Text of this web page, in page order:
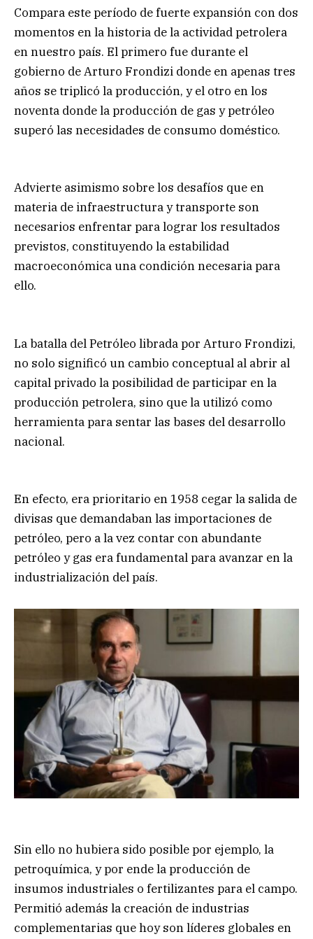
Compara este período de fuerte expansión con dos
momentos en la historia de la actividad petrolera
en nuestro país. El primero fue durante el
gobierno de Arturo Frondizi donde en apenas tres
años se triplicó la producción, y el otro en los
noventa donde la producción de gas y petróleo
superó las necesidades de consumo doméstico.
Advierte asimismo sobre los desafíos que en
materia de infraestructura y transporte son
necesarios enfrentar para lograr los resultados
previstos, constituyendo la estabilidad
macroeconómica una condición necesaria para
ello.
La batalla del Petróleo librada por Arturo Frondizi,
no solo significó un cambio conceptual al abrir al
capital privado la posibilidad de participar en la
producción petrolera, sino que la utilizó como
herramienta para sentar las bases del desarrollo
nacional.
En efecto, era prioritario en 1958 cegar la salida de
divisas que demandaban las importaciones de
petróleo, pero a la vez contar con abundante
petróleo y gas era fundamental para avanzar en la
industrialización del país.
Sin ello no hubiera sido posible por ejemplo, la
petroquímica, y por ende la producción de
insumos industriales o fertilizantes para el campo.
Permitió además la creación de industrias
complementarias que hoy son líderes globales en